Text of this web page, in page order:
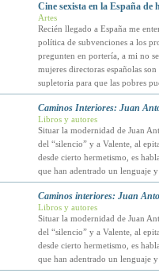
Cine sexista en la España de
Artes
Recién llegado a España me
política de subvenciones a los
pregunten en portería, a mi no
mujeres directoras españolas
supletoria para que las pobres
Caminos Interiores: Juan
Libros y autores
Situar la modernidad de Juan
del “silencio” y a Valente, al
desde cierto hermetismo, es
que han adentrado un lenguaje
Caminos interiores: Juan
Libros y autores
Situar la modernidad de Juan
del “silencio” y a Valente, al
desde cierto hermetismo, es
que han adentrado un lenguaje